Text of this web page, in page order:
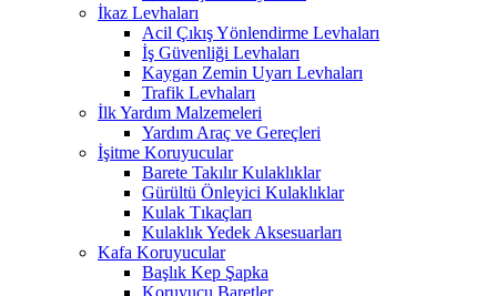
İkaz Levhaları
Acil Çıkış Yönlendirme Levhaları
İş Güvenliği Levhaları
Kaygan Zemin Uyarı Levhaları
Trafik Levhaları
İlk Yardım Malzemeleri
Yardım Araç ve Gereçleri
İşitme Koruyucular
Barete Takılır Kulaklıklar
Gürültü Önleyici Kulaklıklar
Kulak Tıkaçları
Kulaklık Yedek Aksesuarları
Kafa Koruyucular
Başlık Kep Şapka